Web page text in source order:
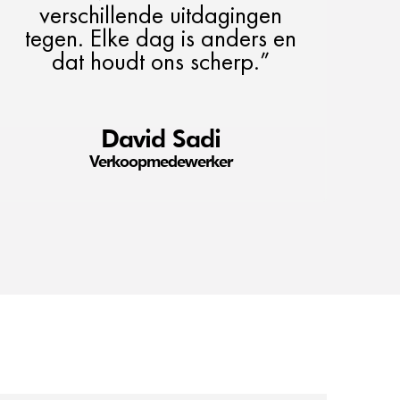
verschillende uitdagingen
tegen. Elke dag is anders en
dat houdt ons scherp.”
David Sadi
Verkoopmedewerker